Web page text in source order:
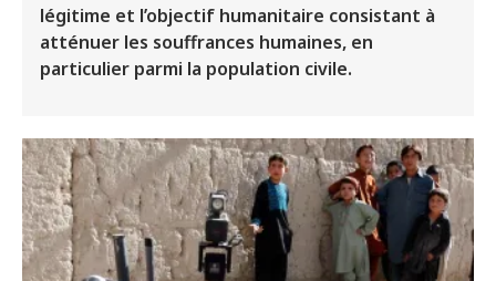
légitime et l’objectif humanitaire consistant à
atténuer les souffrances humaines, en
particulier parmi la population civile.
Image